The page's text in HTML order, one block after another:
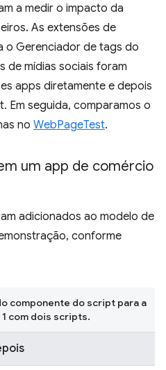
a medir o impacto da
As extensões de
o Gerenciador de tags do
de mídias sociais foram
apps diretamente e depois
Em seguida, comparamos o
no WebPageTest.
um app de comércio
adicionados ao modelo de
conforme
componente do script para a
com dois scripts.